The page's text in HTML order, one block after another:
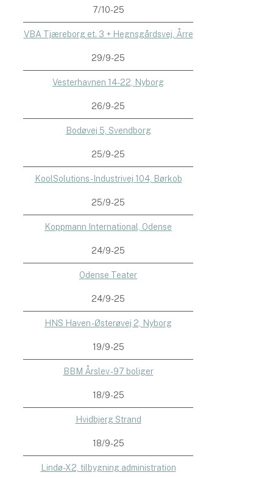
7/10-25
VBA Tjæreborg et. 3 + Hegnsgårdsvej, Årre
29/9-25
Vesterhavnen 14-22, Nyborg
26/9-25
Bodøvej 5, Svendborg
25/9-25
KoolSolutions - Industrivej 104, Børkob
25/9-25
Koppmann International, Odense
24/9-25
Odense Teater
24/9-25
HNS Haven - Østerøvej 2, Nyborg
19/9-25
BBM Årslev - 97 boliger
18/9-25
Hvidbjerg Strand
18/9-25
Lindø-X2, tilbygning administration